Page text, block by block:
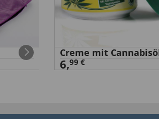
Creme mit
6,99 €